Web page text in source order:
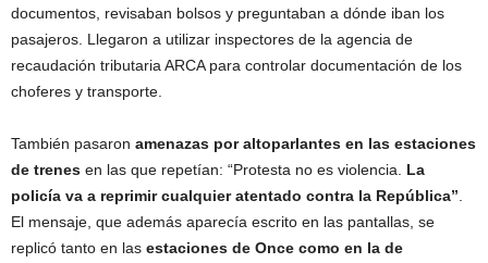
documentos, revisaban bolsos y preguntaban a dónde iban los
pasajeros. Llegaron a utilizar inspectores de la agencia de
recaudación tributaria ARCA para controlar documentación de los
choferes y transporte.
También pasaron amenazas por altoparlantes en las estaciones
de trenes en las que repetían: “Protesta no es violencia. La
policía va a reprimir cualquier atentado contra la República”
El mensaje, que además aparecía escrito en las pantallas, se
replicó tanto en las estaciones de Once como en la de